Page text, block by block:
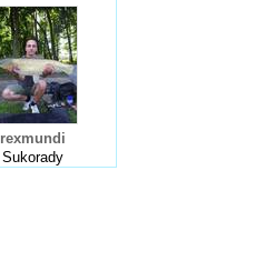
rexmundi
Sukorady